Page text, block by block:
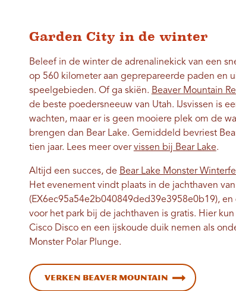
Garden City in de winter
Beleef in de winter de adrenalinekick van een
op 560 kilometer aan geprepareerde paden en
speelgebieden. Of ga skiën. Beaver Mountain
de beste poedersneeuw van Utah. IJsvissen is
wachten, maar er is geen mooiere plek om de
brengen dan Bear Lake. Gemiddeld bevriest
tien jaar. Lees meer overvissen bij Bear Lake.
Altijd een succes, de Bear Lake Monster
Het evenement vindt plaats in de jachthaven van
(EX6ec95a54e2b040849ded39e3958e0b19),
voor het park bij de jachthaven is gratis. Hier
Cisco Disco en een ijskoude duik nemen als
Monster Polar Plunge.
Verken Beaver Mountain